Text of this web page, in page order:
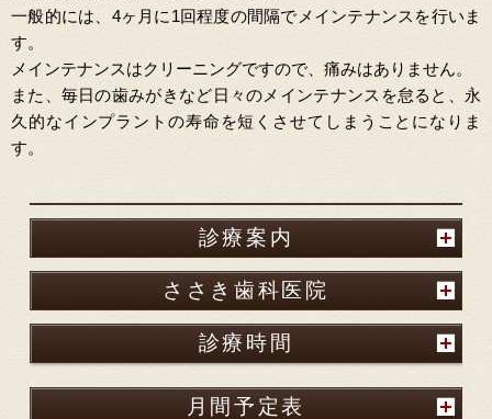
一般的には、4ヶ月に1回程度の間隔でメインテナンスを行いま
す。
メインテナンスはクリーニングですので、痛みはありません。
また、毎日の歯みがきなど日々のメインテナンスを怠ると、永
久的なインプラントの寿命を短くさせてしまうことになりま
す。
診療案内
ささき歯科医院
診療時間
月間予定表